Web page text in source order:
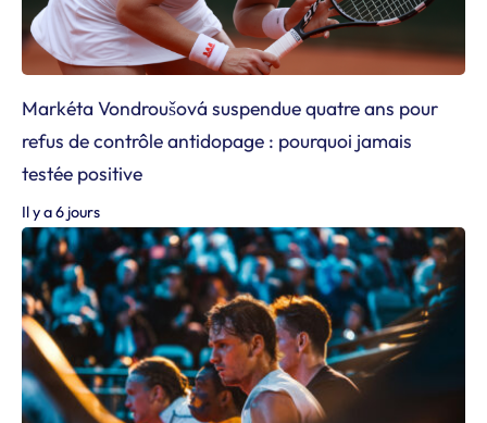
Markéta Vondroušová suspendue quatre ans pour
refus de contrôle antidopage : pourquoi jamais
testée positive
Il y a 6 jours